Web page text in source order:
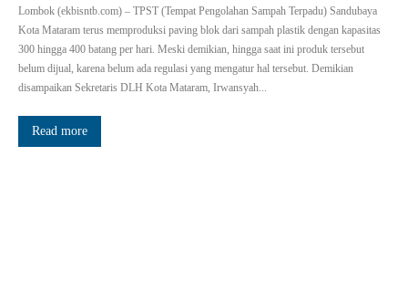
Lombok (ekbisntb.com) – TPST (Tempat Pengolahan Sampah Terpadu) Sandubaya
Kota Mataram terus memproduksi paving blok dari sampah plastik dengan kapasitas
300 hingga 400 batang per hari. Meski demikian, hingga saat ini produk tersebut
belum dijual, karena belum ada regulasi yang mengatur hal tersebut. Demikian
disampaikan Sekretaris DLH Kota Mataram, Irwansyah...
Read more